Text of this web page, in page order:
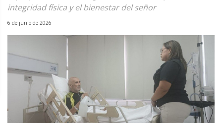
integridad física y el bienestar del señor
6 de junio de 2026